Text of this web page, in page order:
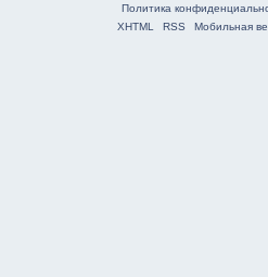
Политика
XHTML
RSS Мобильная